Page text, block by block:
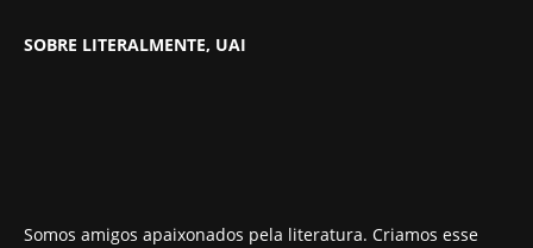
SOBRE LITERALMENTE, UAI
Somos amigos apaixonados pela literatura. Criamos esse